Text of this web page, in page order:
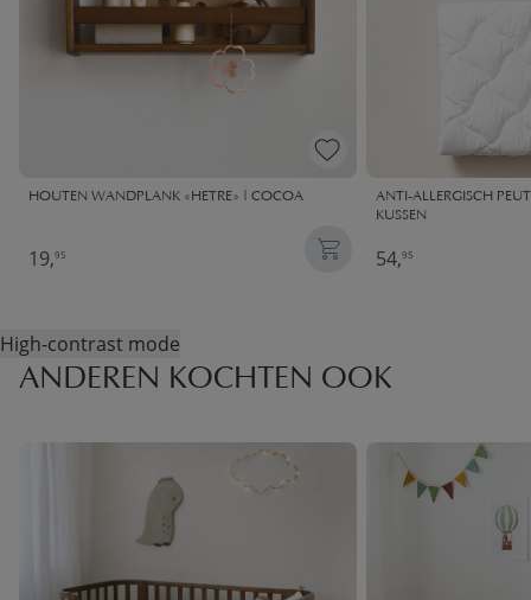
HOUTEN WANDPLANK «HETRE» | COCOA
19,95
ANTI-ALLERGISCH
KUSSEN
54,95
High-contrast mode
ANDEREN KOCHTEN OOK